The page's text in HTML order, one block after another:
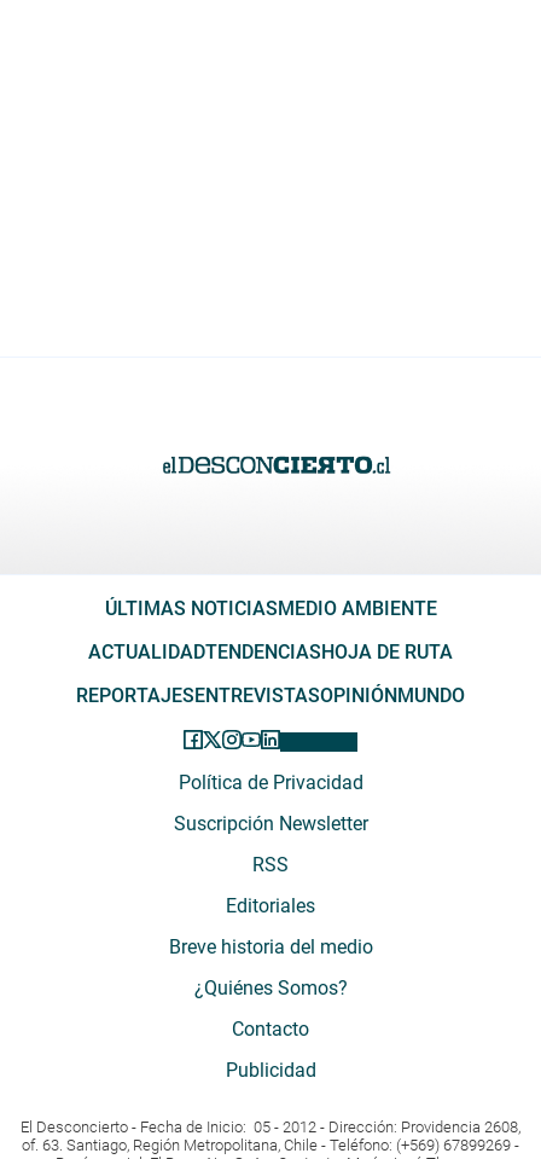
ÚLTIMAS NOTICIASMEDIO AMBIENTE
ACTUALIDADTENDENCIASHOJA DE RUTA
REPORTAJESENTREVISTASOPINIÓNMUNDO
Política de Privacidad
Suscripción Newsletter
RSS
Editoriales
Breve historia del medio
¿Quiénes Somos?
Contacto
Publicidad
El Desconcierto - Fecha de Inicio: 05 - 2012 - Dirección: Providencia 2608,
of. 63. Santiago, Región Metropolitana, Chile - Teléfono: (+569) 67899269 -